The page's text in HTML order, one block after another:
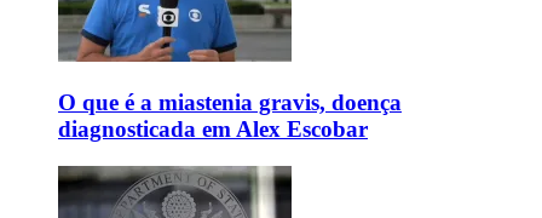
O que é a miastenia gravis, doença
diagnosticada em Alex Escobar